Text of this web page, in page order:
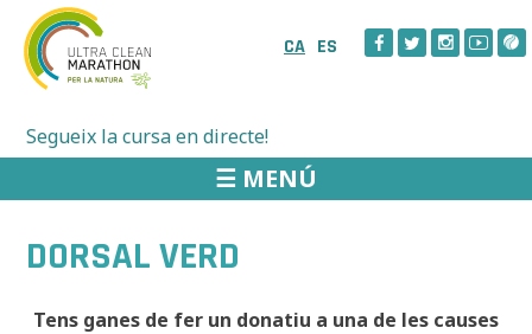
Skip
content
CA ES
Segueix la cursa en directe!
☰ MENÚ
DORSAL VERD
Tens ganes de fer un donatiu a una de les causes